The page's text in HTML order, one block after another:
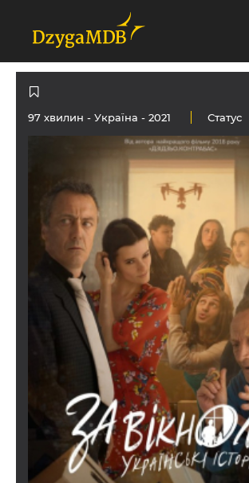
97 хвилин - Україна - 2021 Статус